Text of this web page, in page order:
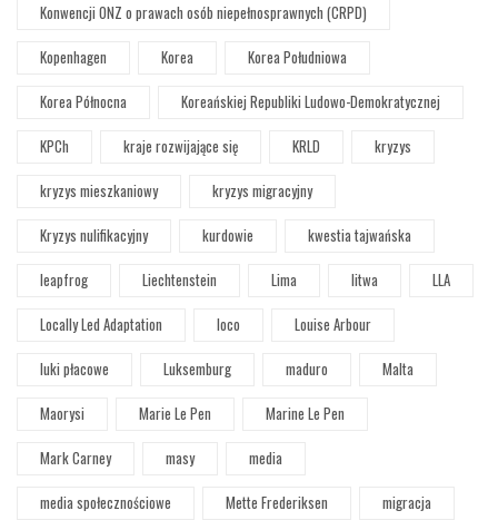
Konwencji ONZ o prawach osób niepełnosprawnych (CRPD)
Kopenhagen
Korea
Korea Południowa
Korea Północna
Koreańskiej Republiki Ludowo-Demokratycznej
KPCh
kraje rozwijające się KRLD
kryzys
kryzys mieszkaniowy
kryzys migracyjny
Kryzys nulifikacyjny
kurdowie
kwestia tajwańska
leapfrog
Liechtenstein Lima litwa
LLA
Locally Led Adaptation
loco
Louise Arbour
luki płacowe
Luksemburg maduro
Malta
Maorysi
Marie Le Pen
Marine Le Pen
Mark Carney
masy
media
media społecznościowe
Mette Frederiksen migracja